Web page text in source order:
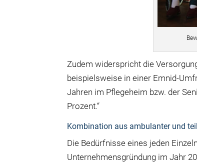
Zudem widerspricht die
beispielsweise in einer Emnid-
Jahren im Pflegeheim bzw. der
Prozent.“
Kombination aus ambulanter und
Die Bedürfnisse eines jeden
Unternehmensgründung im Jahr